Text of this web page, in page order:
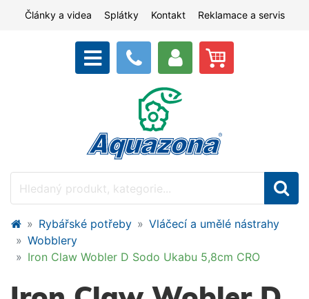
Články a videa Splátky Kontakt Reklamace a servis
Rybářské potřeby
Vláčecí a umělé nástrahy
Wobblery
Iron Claw Wobler D Sodo Ukabu 5,8cm CRO